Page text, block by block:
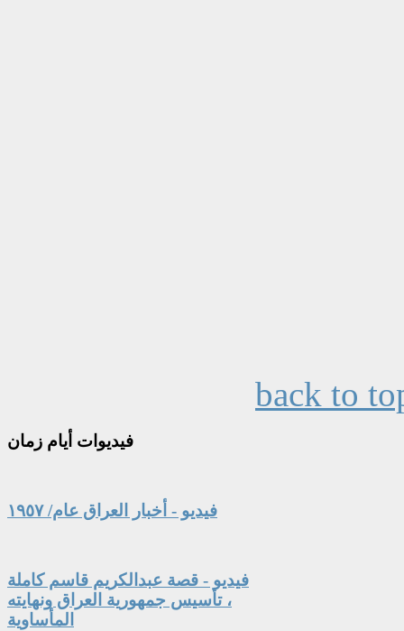
back to
فيديوات أيام زمان
فيديو - أخبار العراق عام/ ١٩٥٧
فيديو - قصة عبدالكريم قاسم كاملة
، تأسيس جمهورية العراق ونهايته
المأساوية